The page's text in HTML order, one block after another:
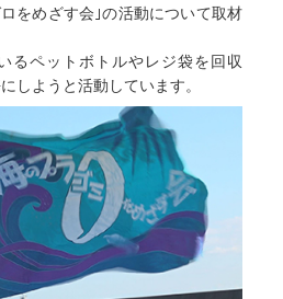
をめざす会｣の活動について取材
るペットボトルやレジ袋を回収
しようと活動しています。